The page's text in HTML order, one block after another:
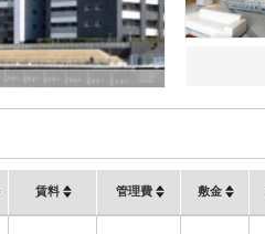
賃料 管理費 敷金